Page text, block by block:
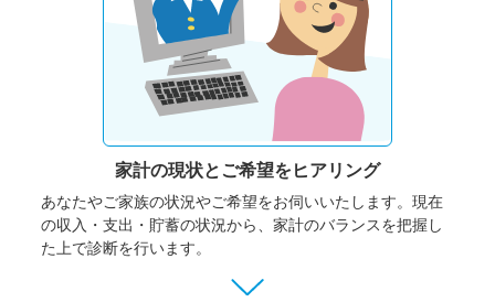
家計の現状と ご希望をヒアリング
あなたやご家族の状況やご希望をお伺いいたします。 現在
の収入・支出・貯蓄の状況から、家計のバランスを把握し
た上で診断を行います。